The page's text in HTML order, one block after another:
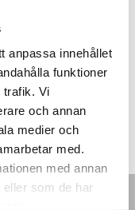
anpassa innehållet
funktioner
trafik. Vi
och annan
medier och
med.
med annan
som de har
och produktprovning
2000 kN
LÄS MER